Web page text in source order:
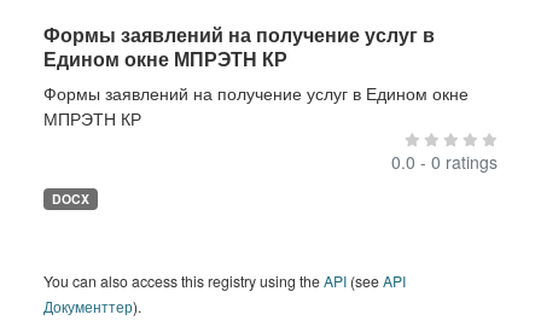
Формы заявлений на получение услуг в
Едином окне МПРЭТН КР
Формы заявлений на получение услуг в Едином окне
МПРЭТН КР
0.0 - 0 ratings
DOCX
You can also access this registry using theAPI (seeAPI
Документтер).